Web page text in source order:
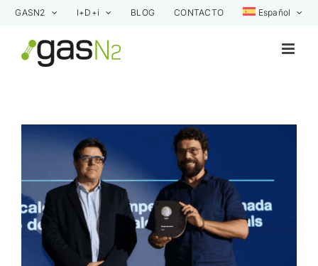
Saltar
contenido
GASN2 I+D+i BLOG CONTACTO Español
grande